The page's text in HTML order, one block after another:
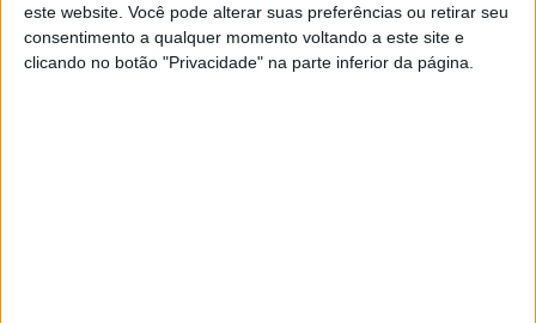
este website. Você pode alterar suas preferências ou retirar seu
consentimento a qualquer momento voltando a este site e
clicando no botão "Privacidade" na parte inferior da página.
A primeira Volta de Honra do fim de semana foi também
uma experiência emocionante, reunindo na pista os